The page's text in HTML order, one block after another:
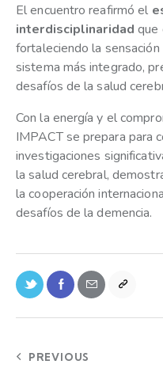
El encuentro reafirmó el
interdisciplinaridad que
fortaleciendo la
sistema más integrado,
desafíos de la salud
Con la energía y el
IMPACT se prepara para
investigaciones
la salud cerebral,
la cooperación
desafíos de la demencia.
PREVIOUS